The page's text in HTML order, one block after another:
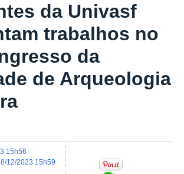
da Univasf
trabalhos no
da
de Arqueologia
15h56
12/2023 15h59